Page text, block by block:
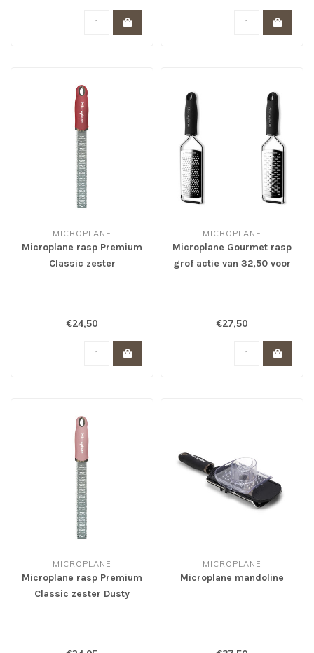
MICROPLANE
Microplane rasp Premium
Classic zester
€24,50
MICROPLANE
Microplane Gourmet rasp
grof actie van 32,50 voor
€27,50
MICROPLANE
Microplane rasp Premium
Classic zester Dusty
MICROPLANE
Microplane mandoline